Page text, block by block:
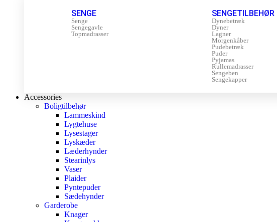
SENGE
Senge
Sengegavle
Topmadrasser
SENGETILBEHØR
Dynebetræk
Dyner
Lagner
Morgenkåber
Pudebetræk
Puder
Pyjamas
Rullemadrasser
Sengeben
Sengekapper
Accessories
Boligtilbehør
Lammeskind
Lygtehuse
Lysestager
Lyskæder
Læderhynder
Stearinlys
Vaser
Plaider
Pyntepuder
Sædehynder
Garderobe
Knager